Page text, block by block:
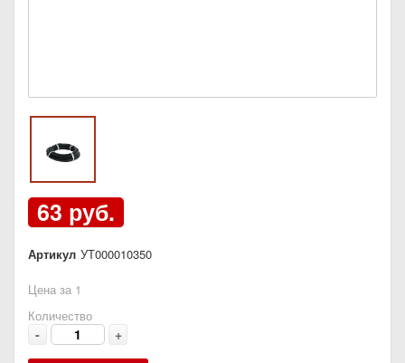
63 руб.
Артикул УТ000010350
Цена за 1
Количество
- +